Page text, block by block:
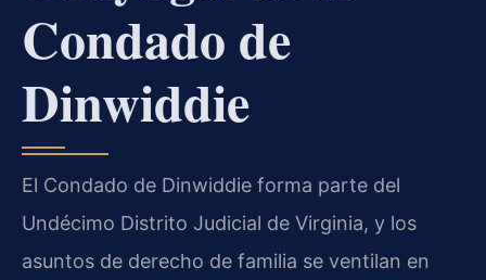
Condado de
Dinwiddie
El Condado de Dinwiddie forma parte del
Undécimo Distrito Judicial de Virginia, y los
asuntos de derecho de familia se ventilan en